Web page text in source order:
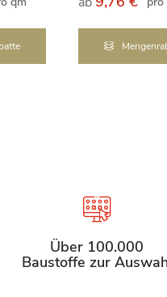
Über 100.000
Baustoffe zur